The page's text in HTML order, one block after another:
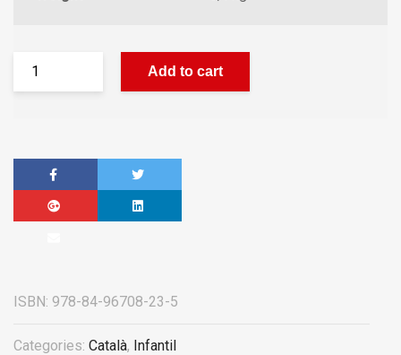
Add to cart
ISBN: 978-84-96708-23-5
Categories: Català, Infantil